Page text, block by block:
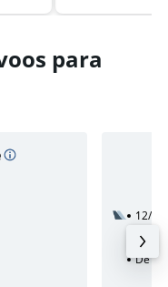
para
12/8
2
De